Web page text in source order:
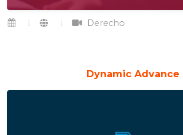
Derecho
Dynamic Advance